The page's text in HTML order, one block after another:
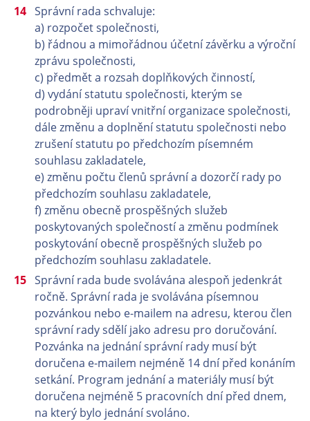
Správní rada schvaluje:
a) rozpočet společnosti,
b) řádnou a mimořádnou účetní závěrku a výroční
zprávu společnosti,
c) předmět a rozsah doplňkových činností,
d) vydání statutu společnosti, kterým se
podrobněji upraví vnitřní organizace společnosti,
dále změnu a doplnění statutu společnosti nebo
zrušení statutu po předchozím písemném
souhlasu zakladatele,
e) změnu počtu členů správní a dozorčí rady po
předchozím souhlasu zakladatele,
f) změnu obecně prospěšných služeb
poskytovaných společností a změnu podmínek
poskytování obecně prospěšných služeb po
předchozím souhlasu zakladatele.
Správní rada bude svolávána alespoň jedenkrát
ročně. Správní rada je svolávána písemnou
pozvánkou nebo e-mailem na adresu, kterou člen
správní rady sdělí jako adresu pro doručování.
Pozvánka na jednání správní rady musí být
doručena e-mailem nejméně 14 dní před konáním
setkání. Program jednání a materiály musí být
doručena nejméně 5 pracovních dní před dnem,
na který bylo jednání svoláno.